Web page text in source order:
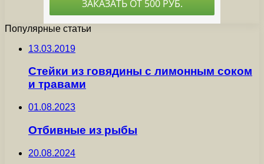
Популярные статьи
13.03.2019
Стейки из говядины с лимонным соком
и травами
01.08.2023
Отбивные из рыбы
20.08.2024